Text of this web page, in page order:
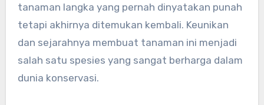
tanaman langka yang pernah dinyatakan punah
tetapi akhirnya ditemukan kembali. Keunikan
dan sejarahnya membuat tanaman ini menjadi
salah satu spesies yang sangat berharga dalam
dunia konservasi.